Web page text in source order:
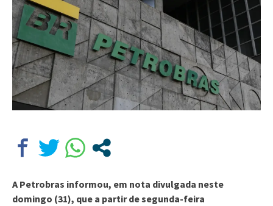
A Petrobras informou, em nota divulgada neste
domingo (31), que a partir de segunda-feira